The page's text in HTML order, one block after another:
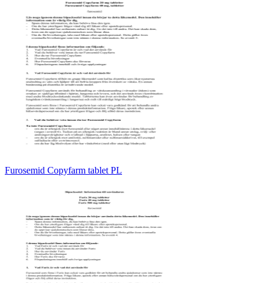
Furosemid Copyfarm tablet PL